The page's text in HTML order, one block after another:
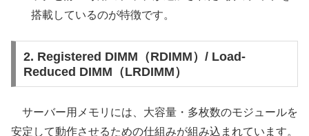
搭載しているのが特徴です。
2. Registered DIMM（RDIMM）/ Load-
Reduced DIMM（LRDIMM）
サーバー用メモリには、大容量・多枚数のモジュールを
安定して動作させるための仕組みが組み込まれています。